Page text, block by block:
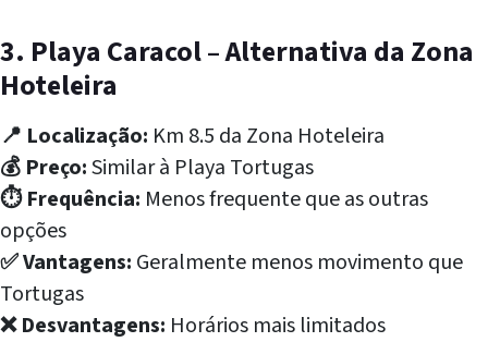
3. Playa Caracol – Alternativa da Zona
Hoteleira
📍 Localização: Km 8.5 da Zona Hoteleira
💰 Preço:Similar à Playa Tortugas
⏱️ Frequência: Menos frequente que as outras
opções
✅ Vantagens: Geralmente menos movimento que
Tortugas
❌ Desvantagens: Horários mais limitados